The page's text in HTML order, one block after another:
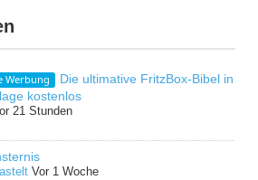
Werbung
Die ultimative FritzBox-Bibel in
kostenlos
21 Stunden
Vor 1 Woche